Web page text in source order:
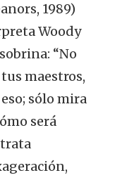
1989)
Woody
“No
maestros,
sólo mira
será
trata